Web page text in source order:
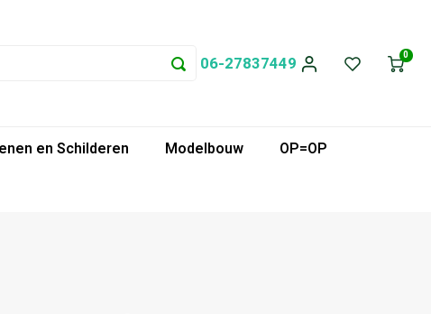
06-27837449 0
en Schilderen Modelbouw
OP=OP